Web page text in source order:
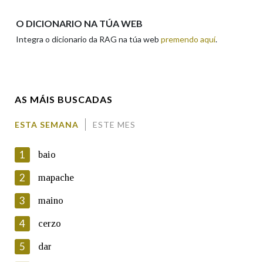
En cumprimento da normativa vixente en materia de
Protección de Datos de Carácter Persoal, a Real Academia
Galega informa a aqueles usuarios que faciliten o seu correo
electrónico, así como calquera outra información de carácter
persoal, que estes datos serán obxecto de tratamento
O DICIONARIO NA TÚA WEB
Integra o dicionario da RAG na túa web premendo aquí.
AS MÁIS BUSCADAS
ESTA SEMANA ESTE MES
1 baio
2 mapache
3 maino
4 cerzo
5 dar